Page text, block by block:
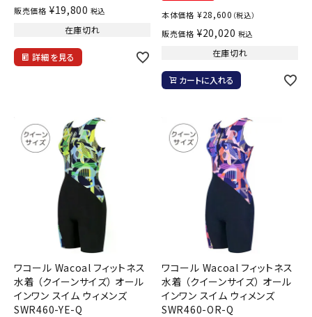
販売価格 ¥19,800 税込
在庫切れ
詳細を見る
本体価格 ¥28,600 （税込）
販売価格 ¥20,020 税込
在庫切れ
カートに入れる
ワコール Wacoal フィットネス
水着 （クイーンサイズ） オール
インワン スイム ウィメンズ
SWR460-YE-Q
ワコール Wacoal フィットネス
水着 （クイーンサイズ） オール
インワン スイム ウィメンズ
SWR460-OR-Q